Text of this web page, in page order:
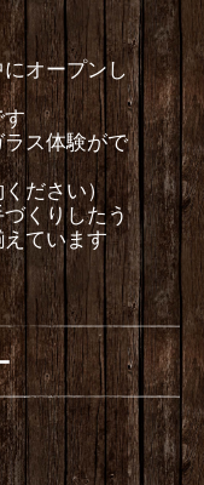
オープンし
ス体験がで
ださい）
くりしたう
ています